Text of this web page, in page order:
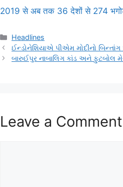
2019 से अब तक 36 देशों से 274 भगोड़े
Categories
Headlines
ઈન્ડોનેશિયાએ પીએમ મોદીનો બિન્તાંગ
બારુઈપુર નાબાલિગ કાંડ અને ફુટબોલ
Leave a Comment